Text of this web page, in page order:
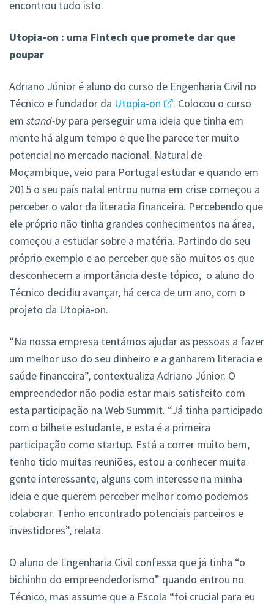
encontrou tudo isto.
Utopia-on : uma Fintech que promete dar que
poupar
Adriano Júnior é aluno do curso de Engenharia Civil no
Técnico e fundador da Utopia-on
. Colocou o curso
em stand-bypara perseguir uma ideia que tinha em
mente há algum tempo e que lhe parece ter muito
potencial no mercado nacional. Natural de
Moçambique, veio para Portugal estudar e quando em
2015 o seu país natal entrou numa em crise começou a
perceber o valor da literacia financeira. Percebendo que
ele próprio não tinha grandes conhecimentos na área,
começou a estudar sobre a matéria. Partindo do seu
próprio exemplo e ao perceber que são muitos os que
desconhecem a importância deste tópico, o aluno do
Técnico decidiu avançar, há cerca de um ano, com o
projeto da Utopia-on.
“Na nossa empresa tentámos ajudar as pessoas a fazer
um melhor uso do seu dinheiro e a ganharem literacia e
saúde financeira”, contextualiza Adriano Júnior. O
empreendedor não podia estar mais satisfeito com
esta participação na Web Summit. “Já tinha participado
com o bilhete estudante, e esta é a primeira
participação como startup. Está a correr muito bem,
tenho tido muitas reuniões, estou a conhecer muita
gente interessante, alguns com interesse na minha
ideia e que querem perceber melhor como podemos
colaborar. Tenho encontrado potenciais parceiros e
investidores”, relata.
O aluno de Engenharia Civil confessa que já tinha “o
bichinho do empreendedorismo” quando entrou no
Técnico, mas assume que a Escola “foi crucial para eu